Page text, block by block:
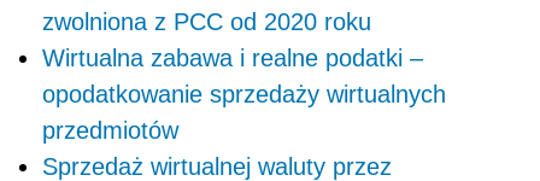
zwolniona z PCC od 2020 roku
Wirtualna zabawa i realne podatki –
opodatkowanie sprzedaży wirtualnych
przedmiotów
Sprzedaż wirtualnej waluty przez